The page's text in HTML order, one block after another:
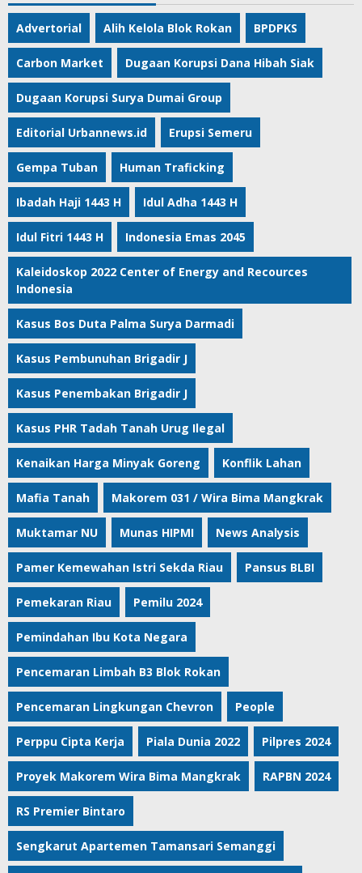
Advertorial Alih Kelola Blok Rokan BPDPKS
Carbon Market Dugaan Korupsi Dana Hibah Siak
Dugaan Korupsi Surya Dumai Group
Editorial Urbannews.id Erupsi Semeru
Gempa Tuban Human Traficking
Ibadah Haji 1443 H Idul Adha 1443 H
Idul Fitri 1443 H Indonesia Emas 2045
Kaleidoskop 2022 Center of Energy and Recources
Indonesia
Kasus Bos Duta Palma Surya Darmadi
Kasus Pembunuhan Brigadir J
Kasus Penembakan Brigadir J
Kasus PHR Tadah Tanah Urug Ilegal
Kenaikan Harga Minyak Goreng Konflik Lahan
Mafia Tanah Makorem 031 / Wira Bima Mangkrak
Muktamar NU Munas HIPMI News Analysis
Pamer Kemewahan Istri Sekda Riau Pansus BLBI
Pemekaran Riau Pemilu 2024
Pemindahan Ibu Kota Negara
Pencemaran Limbah B3 Blok Rokan
Pencemaran Lingkungan Chevron People
Perppu Cipta Kerja Piala Dunia 2022 Pilpres 2024
Proyek Makorem Wira Bima Mangkrak RAPBN 2024
RS Premier Bintaro
Sengkarut Apartemen Tamansari Semanggi